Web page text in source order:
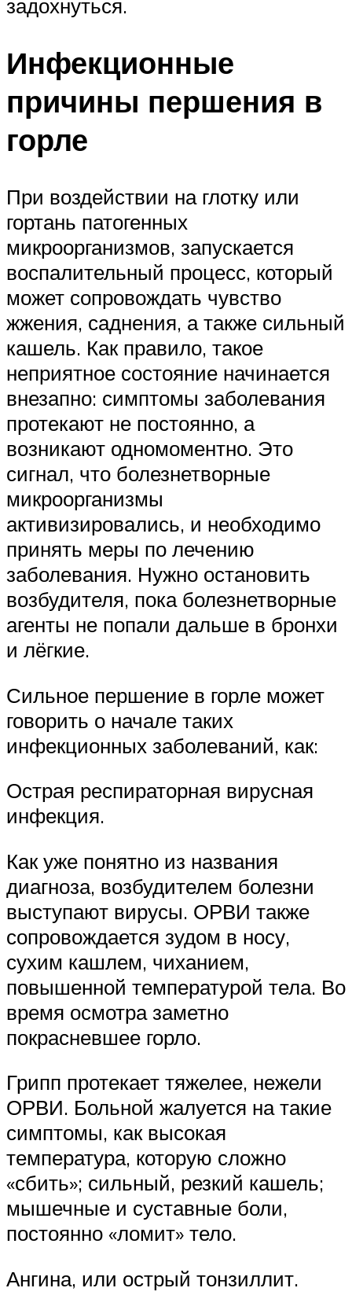
задохнуться.
Инфекционные
причины першения в
горле
При воздействии на глотку или
гортань патогенных
микроорганизмов, запускается
воспалительный процесс, который
может сопровождать чувство
жжения, саднения, а также сильный
кашель. Как правило, такое
неприятное состояние начинается
внезапно: симптомы заболевания
протекают не постоянно, а
возникают одномоментно. Это
сигнал, что болезнетворные
микроорганизмы
активизировались, и необходимо
принять меры по лечению
заболевания. Нужно остановить
возбудителя, пока болезнетворные
агенты не попали дальше в бронхи
и лёгкие.
Сильное першение в горле может
говорить о начале таких
инфекционных заболеваний, как:
Острая респираторная вирусная
инфекция.
Как уже понятно из названия
диагноза, возбудителем болезни
выступают вирусы. ОРВИ также
сопровождается зудом в носу,
сухим кашлем, чиханием,
повышенной температурой тела. Во
время осмотра заметно
покрасневшее горло.
Грипп протекает тяжелее, нежели
ОРВИ. Больной жалуется на такие
симптомы, как высокая
температура, которую сложно
«сбить»; сильный, резкий кашель;
мышечные и суставные боли,
постоянно «ломит» тело.
Ангина, или острый тонзиллит.